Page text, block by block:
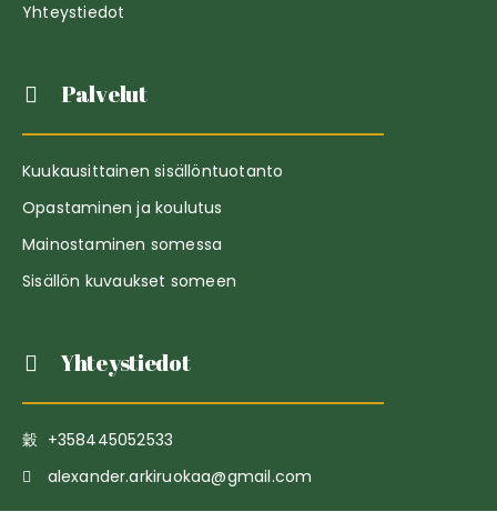
Yhteystiedot
Palvelut
Kuukausittainen sisällöntuotanto
Opastaminen ja koulutus
Mainostaminen somessa
Sisällön kuvaukset someen
Yhteystiedot
+358445052533
alexander.arkiruokaa@gmail.com